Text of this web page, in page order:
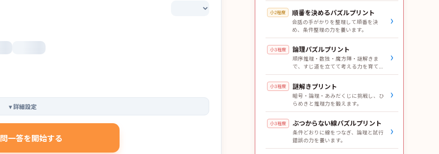
▾詳細設定
一答を開始する
小2程度 順番を決めるパズルプリント
会話の手がかりを整理して順番を決
め、条件整理の力を養います。
›
小3程度 論理パズルプリント
順序推理・数独・魔方陣・謎解きま
で、すじ道を立てて考える力を育てま
す。
›
小3程度 謎解きプリント
暗号・論理・あみだくじに挑戦し、ひ
らめきと推理力を鍛えます。
›
小3程度 ぶつからない線パズルプリント
条件どおりに線をつなぎ、論理と試行
錯誤の力を養います。
›